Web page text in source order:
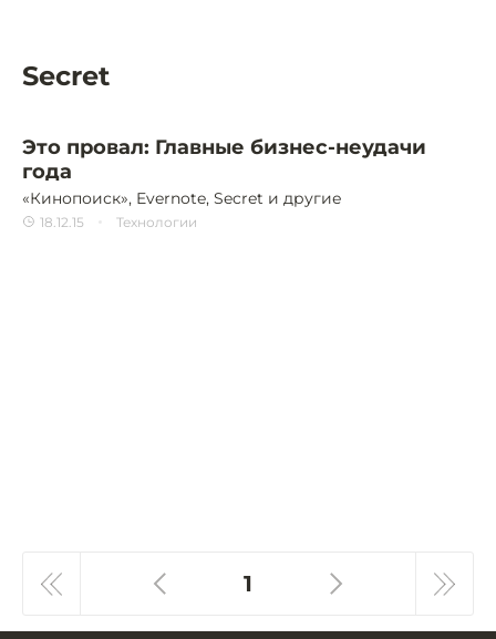
Secret
Это провал: Главные бизнес-неудачи
года
«Кинопоиск», Evernote, Secret и другие
18.12.15 Технологии
1